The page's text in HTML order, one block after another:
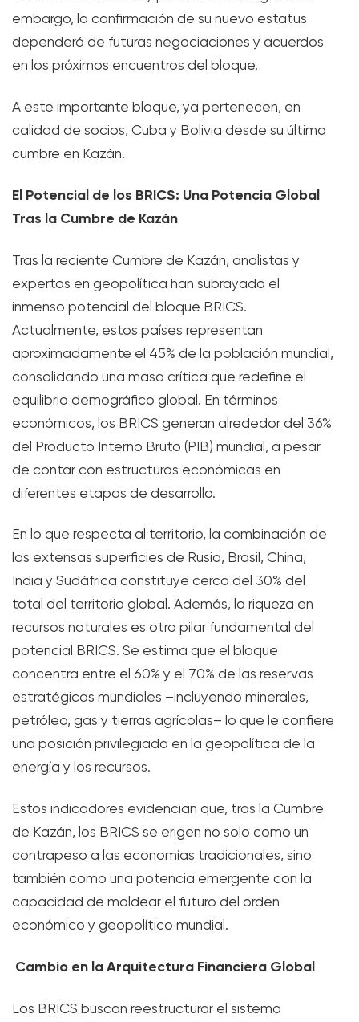
embargo, la confirmación de su nuevo estatus
dependerá de futuras negociaciones y acuerdos
en los próximos encuentros del bloque.
A este importante bloque, ya pertenecen, en
calidad de socios, Cuba y Bolivia desde su última
cumbre en Kazán.
El Potencial de los BRICS: Una Potencia Global
Tras la Cumbre de Kazán
Tras la reciente Cumbre de Kazán, analistas y
expertos en geopolítica han subrayado el
inmenso potencial del bloque BRICS.
Actualmente, estos países representan
aproximadamente el 45% de la población mundial,
consolidando una masa crítica que redefine el
equilibrio demográfico global. En términos
económicos, los BRICS generan alrededor del 36%
del Producto Interno Bruto (PIB) mundial, a pesar
de contar con estructuras económicas en
diferentes etapas de desarrollo.
En lo que respecta al territorio, la combinación de
las extensas superficies de Rusia, Brasil, China,
India y Sudáfrica constituye cerca del 30% del
total del territorio global. Además, la riqueza en
recursos naturales es otro pilar fundamental del
potencial BRICS. Se estima que el bloque
concentra entre el 60% y el 70% de las reservas
estratégicas mundiales –incluyendo minerales,
petróleo, gas y tierras agrícolas– lo que le confiere
una posición privilegiada en la geopolítica de la
energía y los recursos.
Estos indicadores evidencian que, tras la Cumbre
de Kazán, los BRICS se erigen no solo como un
contrapeso a las economías tradicionales, sino
también como una potencia emergente con la
capacidad de moldear el futuro del orden
económico y geopolítico mundial.
Cambio en la Arquitectura Financiera Global
Los BRICS buscan reestructurar el sistema